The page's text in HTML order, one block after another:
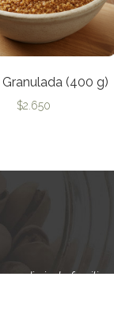
Granulada (400 g)
$2.650
familiar